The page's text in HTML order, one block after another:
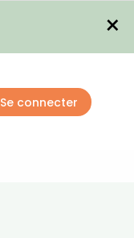
×
Se connecter